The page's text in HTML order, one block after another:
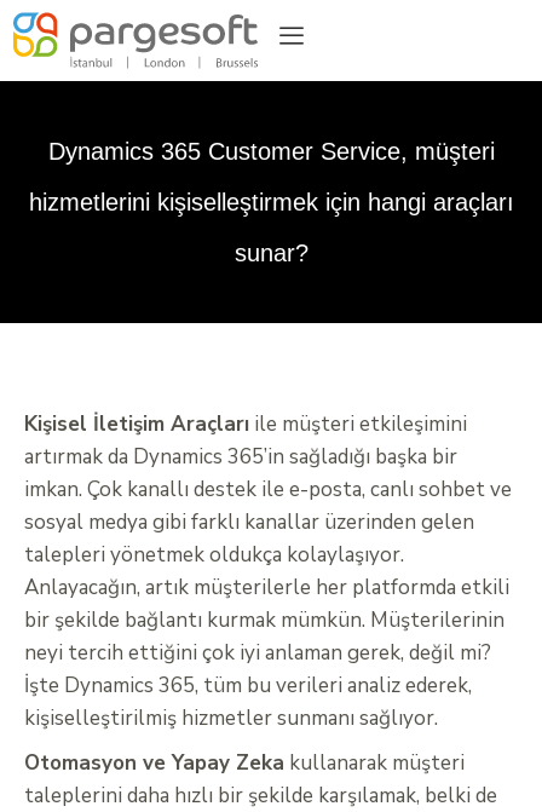
Dynamics 365 Customer Service, müşteri
hizmetlerini kişiselleştirmek için hangi araçları
sunar?
Kişisel İletişim Araçları ile müşteri etkileşimini
artırmak da Dynamics 365’in sağladığı başka bir
imkan. Çok kanallı destek ile e-posta, canlı sohbet ve
sosyal medya gibi farklı kanallar üzerinden gelen
talepleri yönetmek oldukça kolaylaşıyor.
Anlayacağın, artık müşterilerle her platformda etkili
bir şekilde bağlantı kurmak mümkün. Müşterilerinin
neyi tercih ettiğini çok iyi anlaman gerek, değil mi?
İşte Dynamics 365, tüm bu verileri analiz ederek,
kişiselleştirilmiş hizmetler sunmanı sağlıyor.
Otomasyon ve Yapay Zeka kullanarak müşteri
taleplerini daha hızlı bir şekilde karşılamak, belki de